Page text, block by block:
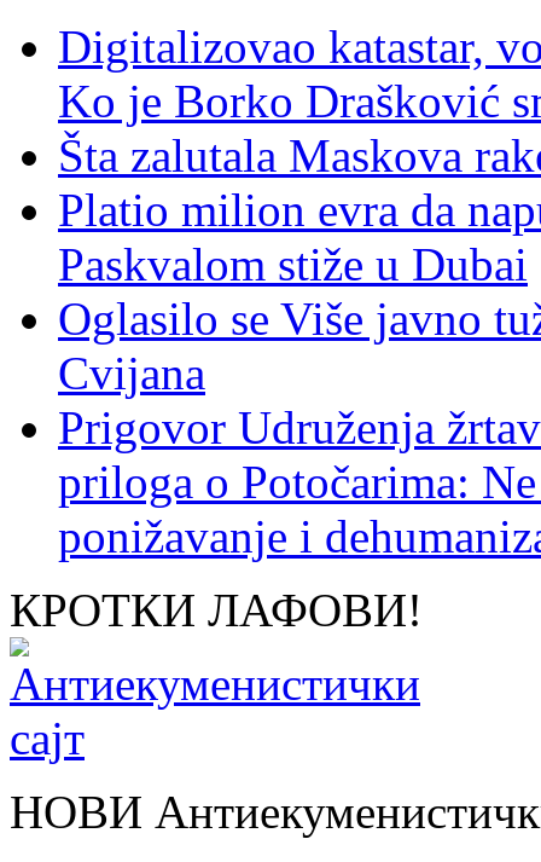
Digitalizovao katastar,
Ko je Borko Drašković
Šta zalutala Maskova
Platio milion evra da
Paskvalom stiže u Dubai
Oglasilo se Više javno
Cvijana
Prigovor Udruženja
priloga o Potočarima:
ponižavanje i
КРОТКИ ЛАФОВИ!
НОВИ